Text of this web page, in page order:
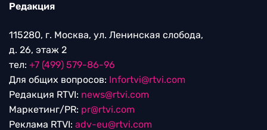
Редакция
115280, г. Москва, ул. Ленинская слобода,
д. 26, этаж 2
тел: +7 (499) 579-86-96
Для общих вопросов: Infortvi@rtvi.com
Редакция RTVI: news@rtvi.com
Маркетинг/PR: pr@rtvi.com
Реклама RTVI: adv-eu@rtvi.com